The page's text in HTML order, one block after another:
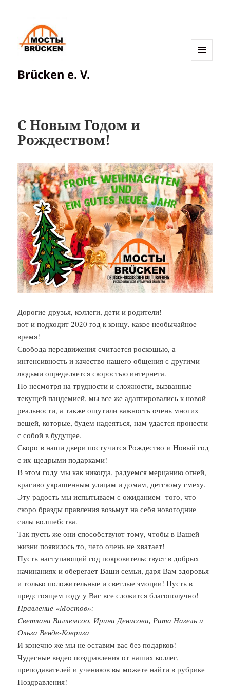
Brücken e. V.
С Новым Годом и
Рождеством!
Дорогие друзья, коллеги, дети и родители!
вот и подходит 2020 год к концу, какое необычайное
время!
Свобода передвижения считается роскошью, а
интенсивность и качество нашего общения с другими
людьми определяется скоростью интернета.
Но несмотря на трудности и сложности, вызванные
текущей пандемией, мы все же адаптировались к новой
реальности, а также ощутили важность очень многих
вещей, которые, будем надеяться, нам удастся пронести
с собой в будущее.
Скоро в наши двери постучится Рождество и Новый год
с их щедрыми подарками!
В этом году мы как никогда, радуемся мерцанию огней,
красиво украшенным улицам и домам, детскому смеху.
Эту радость мы испытываем с ожиданием того, что
скоро бразды правления возьмут на себя новогодние
силы волшебства.
Так пусть же они способствуют тому, чтобы в Вашей
жизни появилось то, чего очень не хватает!
Пусть наступающий год покровительствуeт в добрых
начинаниях и оберегает Ваши семьи, даря Вам здоровья
и только положительные и светлые эмоции! Пусть в
предстоящем году у Вас все сложится благополучно!
Правление «Мостов»:
Cветлана Виллемсоо, Ирина Денисова, Рита Нагель и
Ольга Венде-Коврига
И конечно же мы не оставим вас без подарков!
Чудесные видео поздравления от наших коллег,
преподавателей и учеников вы можете найти в рубрике
Поздравления!